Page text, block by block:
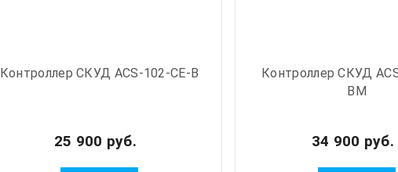
Контроллер СКУД ACS-102-CE-B
25 900 руб.
Контроллер СКУД
BM
34 900 руб.